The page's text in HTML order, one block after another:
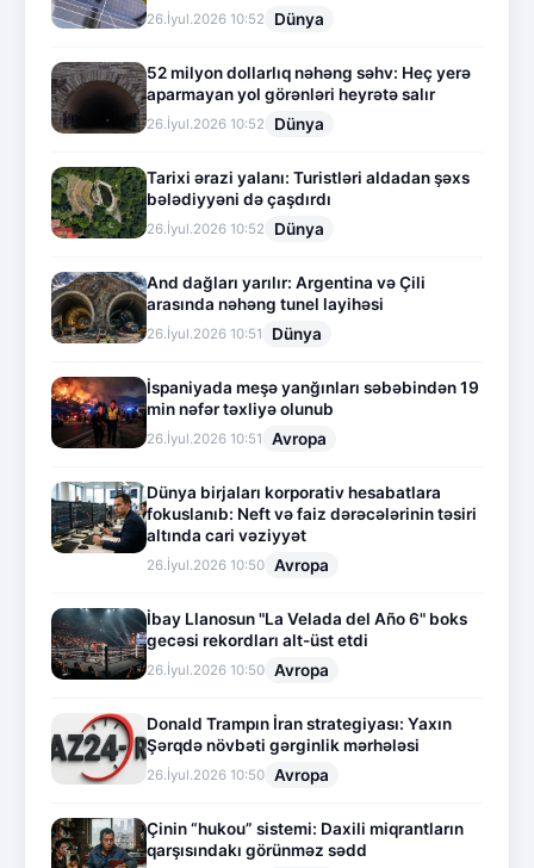
26.İyul.2026 10:52 Dünya
52 milyon dollarlıq nəhəng səhv: Heç yerə
aparmayan yol görənləri heyrətə salır
26.İyul.2026 10:52 Dünya
Tarixi ərazi yalanı: Turistləri aldadan şəxs
bələdiyyəni də çaşdırdı
26.İyul.2026 10:52 Dünya
And dağları yarılır: Argentina və Çili
arasında nəhəng tunel layihəsi
26.İyul.2026 10:51 Dünya
İspaniyada meşə yanğınları səbəbindən 19
min nəfər təxliyə olunub
26.İyul.2026 10:51 Avropa
Dünya birjaları korporativ hesabatlara
fokuslanıb: Neft və faiz dərəcələrinin təsiri
altında cari vəziyyət
26.İyul.2026 10:50 Avropa
İbay Llanosun "La Velada del Año 6" boks
gecəsi rekordları alt-üst etdi
26.İyul.2026 10:50 Avropa
Donald Trampın İran strategiyası: Yaxın
Şərqdə növbəti gərginlik mərhələsi
26.İyul.2026 10:50 Avropa
Çinin “hukou” sistemi: Daxili miqrantların
qarşısındakı görünməz sədd